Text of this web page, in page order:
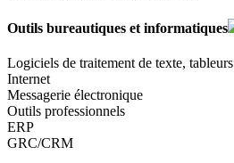
Outils bureautiques et informatiques
Logiciels de traitement de texte, tableurs
Internet
Messagerie électronique
Outils professionnels
ERP
GRC/CRM